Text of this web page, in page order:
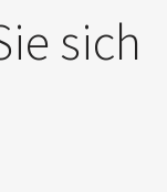
sich